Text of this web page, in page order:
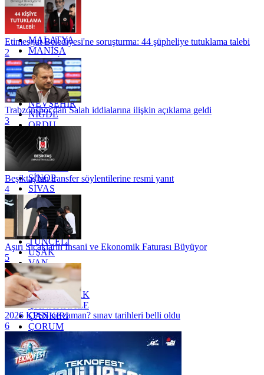
KONYA
KÜTAHYA
KİLİS
MALATYA
MANİSA
MARDİN
MERSİN
MUĞLA
MUŞ
NEVŞEHİR
NİĞDE
ORDU
OSMANİYE
RİZE
SAKARYA
SİNOP
SİVAS
SİİRT
TEKİRDAĞ
TOKAT
TRABZON
TUNCELİ
UŞAK
VAN
YALOVA
YOZGAT
ZONGULDAK
ÇANAKKALE
ÇANKIRI
ÇORUM
İSTANBUL
İZMİR
ŞANLIURFA
ŞIRNAK
Etimesgut Belediyesi'ne soruşturma: 44 şüpheliye tutuklama talebi
2
Trabzonspor'dan Salah iddialarına ilişkin açıklama geldi
3
Beşiktaş'tan transfer söylentilerine resmi yanıt
4
Aşırı Sıcakların İnsani ve Ekonomik Faturası Büyüyor
5
2026 KPSS ne zaman? sınav tarihleri belli oldu
6